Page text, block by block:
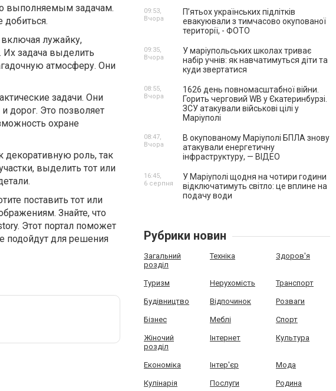
выполняемым задачам.
лужайку,
задача выделить
атмосферу. Они
задачи. Они
дорог. Это позволяет
охране
декоративную роль, так
выделить тот или
поставить тот или
Знайте, что
Этот портал поможет
подойдут для решения
П’ятьох українських підлітків
евакуювали з тимчасово окупованої
території, - ФОТО
09:53,
Вчора
У маріупольських школах триває
набір учнів: як навчатимуться діти та
куди звертатися
09:35,
Вчора
1626 день повномасштабної війни.
Горить черговий WB у Єкатеринбурзі.
ЗСУ атакували військові цілі у
Маріуполі
08:55,
Вчора
В окупованому Маріуполі БПЛА знову
атакували енергетичну
інфраструктуру, — ВІДЕО
08:47,
Вчора
У Маріуполі щодня на чотири години
відключатимуть світло: це вплине на
подачу води
16:45,
6 серпня
Рубрики новин
Загальний
розділ
Техніка Здоров'я
Туризм Нерухомість Транспорт
Будівництво Відпочинок Розваги
Бізнес Меблі Спорт
Жіночий
розділ
Інтернет Культура
Економіка Інтер'єр Мода
Кулінарія Послуги Родина